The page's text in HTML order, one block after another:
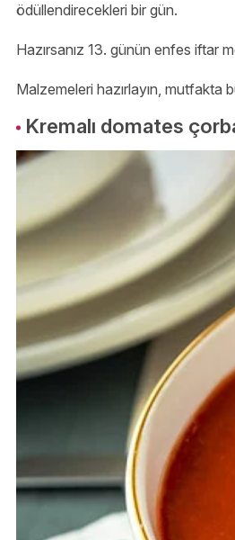
ödüllendirecekleri bir gün.
Hazırsanız 13. günün enfes iftar
Malzemeleri hazırlayın, mutfakta
Kremalı domates